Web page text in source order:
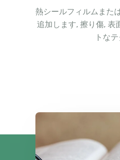
熱シールフィルムまた
追加します, 擦り傷, 表
トな